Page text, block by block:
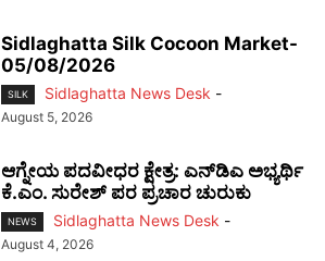
Sidlaghatta Silk Cocoon Market-
05/08/2026
SILK Sidlaghatta News Desk -
August 5, 2026
ಆಗ್ನೇಯ ಪದವೀಧರ ಕ್ಷೇತ್ರ: ಎನ್‌ಡಿಎ ಅಭ್ಯರ್ಥಿ
ಕೆ.ಎಂ. ಸುರೇಶ್ ಪರ ಪ್ರಚಾರ ಚುರುಕು
NEWS Sidlaghatta News Desk -
August 4, 2026